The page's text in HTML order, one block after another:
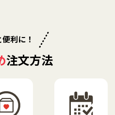
利に！
注文方法